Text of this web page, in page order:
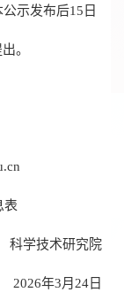
示发布后15日
。
科学技术研究院
2026年3月24日